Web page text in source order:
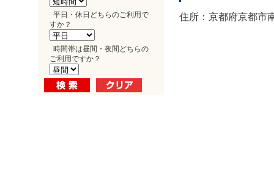
平日・休日どちらのご利用で
すか？
時間帯は昼間・夜間どちらの
ご利用ですか？
住所：京都府京都市